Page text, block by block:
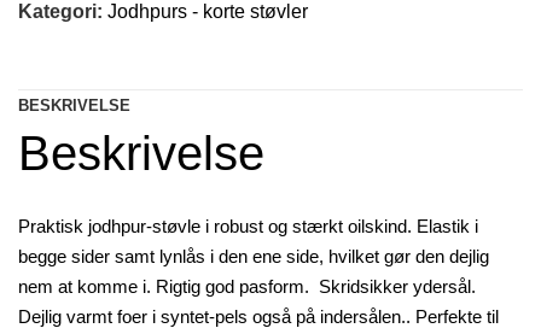
Kategori: Jodhpurs - korte støvler
BESKRIVELSE
Beskrivelse
Praktisk jodhpur-støvle i robust og stærkt oilskind. Elastik i
begge sider samt lynlås i den ene side, hvilket gør den dejlig
nem at komme i. Rigtig god pasform.
Skridsikker ydersål.
Dejlig varmt foer i syntet-pels også på indersålen.. Perfekte til